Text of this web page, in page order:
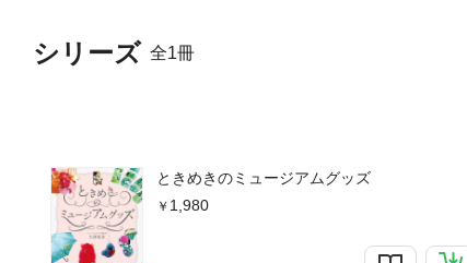
シリーズ 全1冊
ときめきのミュージアムグッズ
1,980